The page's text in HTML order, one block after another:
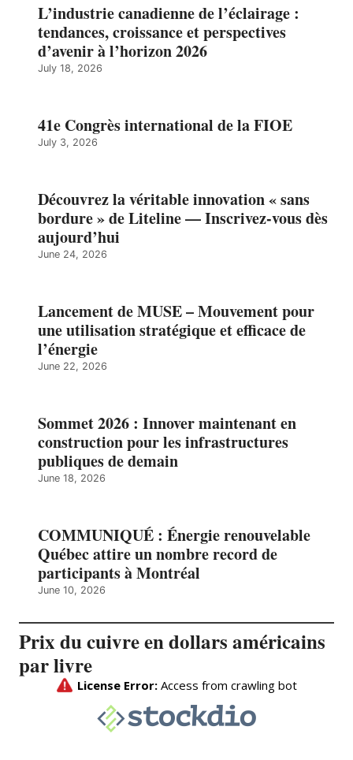
L’industrie canadienne de l’éclairage :
tendances, croissance et perspectives
d’avenir à l’horizon 2026
July 18, 2026
41e Congrès international de la FIOE
July 3, 2026
Découvrez la véritable innovation « sans
bordure » de Liteline — Inscrivez-vous dès
aujourd’hui
June 24, 2026
Lancement de MUSE – Mouvement pour
une utilisation stratégique et efficace de
l’énergie
June 22, 2026
Sommet 2026 : Innover maintenant en
construction pour les infrastructures
publiques de demain
June 18, 2026
COMMUNIQUÉ : Énergie renouvelable
Québec attire un nombre record de
participants à Montréal
June 10, 2026
Prix du cuivre en dollars américains
par livre